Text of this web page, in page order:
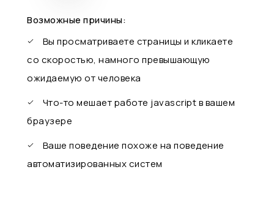
Возможные причины:
Вы просматриваете страницы и кликаете
со скоростью, намного превышающую
ожидаемую от человека
Что-то мешает работе javascript в вашем
браузере
Ваше поведение похоже на поведение
автоматизированных систем